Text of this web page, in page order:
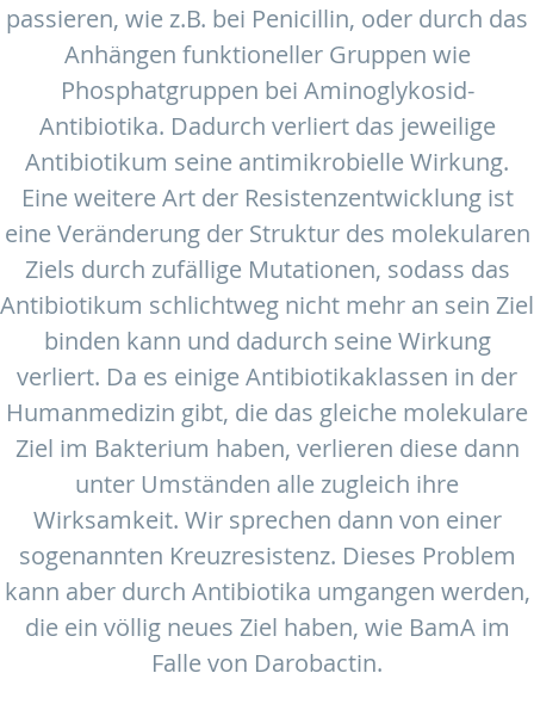
passieren, wie z.B. bei Penicillin, oder durch das
Anhängen funktioneller Gruppen wie
Phosphatgruppen bei Aminoglykosid-
Antibiotika. Dadurch verliert das jeweilige
Antibiotikum seine antimikrobielle Wirkung.
Eine weitere Art der Resistenzentwicklung ist
eine Veränderung der Struktur des molekularen
Ziels durch zufällige Mutationen, sodass das
Antibiotikum schlichtweg nicht mehr an sein Ziel
binden kann und dadurch seine Wirkung
verliert. Da es einige Antibiotikaklassen in der
Humanmedizin gibt, die das gleiche molekulare
Ziel im Bakterium haben, verlieren diese dann
unter Umständen alle zugleich ihre
Wirksamkeit. Wir sprechen dann von einer
sogenannten Kreuzresistenz. Dieses Problem
kann aber durch Antibiotika umgangen werden,
die ein völlig neues Ziel haben, wie BamA im
Falle von Darobactin.